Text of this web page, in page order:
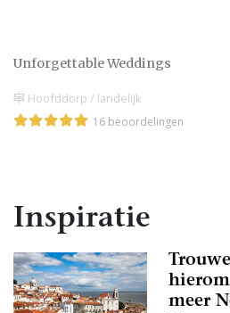
Unforgettable Weddings
Hoofddorp / landelijk
16 beoordelingen
Inspiratie
hierom
meer